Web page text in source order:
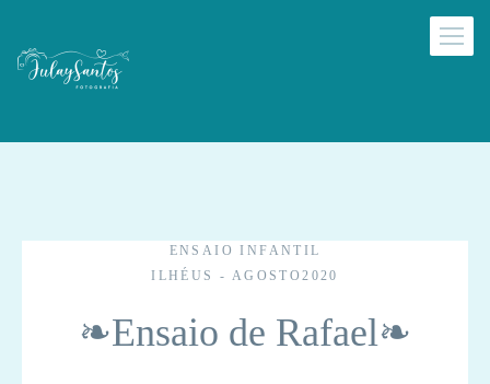
ENSAIO INFANTIL
ILHÉUS - AGOSTO2020
❧Ensaio de Rafael❧